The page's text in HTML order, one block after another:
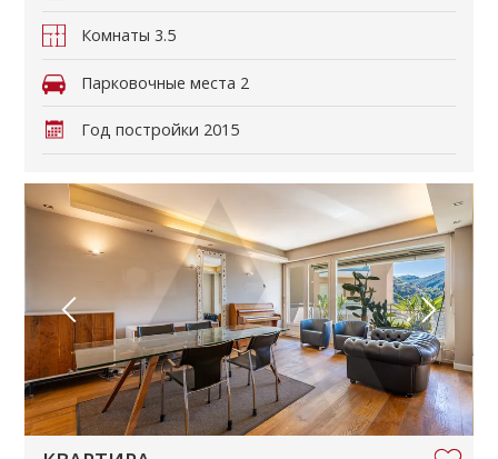
Комнаты 3.5
Парковочные места 2
Год постройки 2015